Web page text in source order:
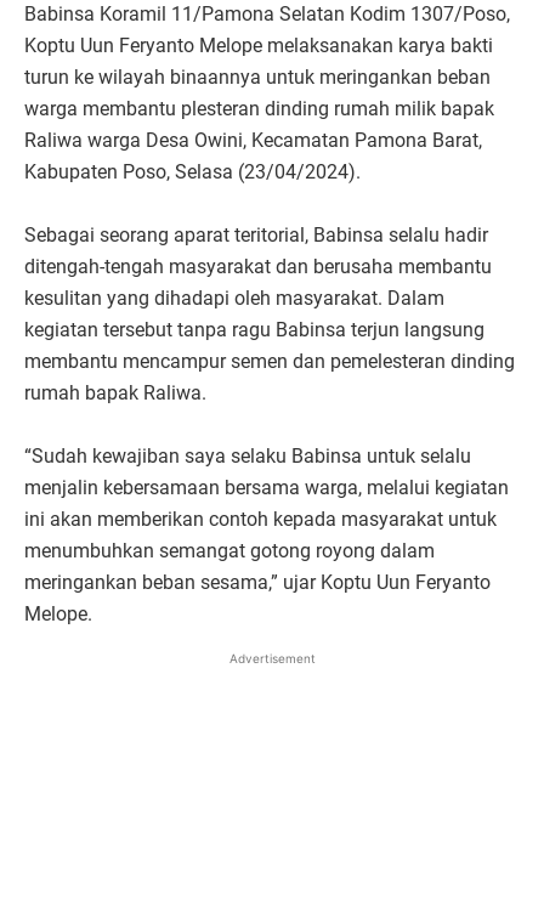
Babinsa Koramil 11/Pamona Selatan Kodim 1307/Poso,
Koptu Uun Feryanto Melope melaksanakan karya bakti
turun ke wilayah binaannya untuk meringankan beban
warga membantu plesteran dinding rumah milik bapak
Raliwa warga Desa Owini, Kecamatan Pamona Barat,
Kabupaten Poso, Selasa (23/04/2024).
Sebagai seorang aparat teritorial, Babinsa selalu hadir
ditengah-tengah masyarakat dan berusaha membantu
kesulitan yang dihadapi oleh masyarakat. Dalam
kegiatan tersebut tanpa ragu Babinsa terjun langsung
membantu mencampur semen dan pemelesteran dinding
rumah bapak Raliwa.
“Sudah kewajiban saya selaku Babinsa untuk selalu
menjalin kebersamaan bersama warga, melalui kegiatan
ini akan memberikan contoh kepada masyarakat untuk
menumbuhkan semangat gotong royong dalam
meringankan beban sesama,” ujar Koptu Uun Feryanto
Melope.
Advertisement